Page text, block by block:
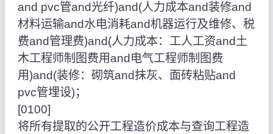
and pvc管and光纤)and(人力成本and装修and
材料运输and水电消耗and机器运行及维修、税
费and管理费)and(人力成本：工人工资and土
木工程师制图费用and电气工程师制图费
用)and(装修：砌筑and抹灰、面砖粘贴and
pvc管埋设)；
[0100]
将所有提取的公开工程造价成本与查询工程造